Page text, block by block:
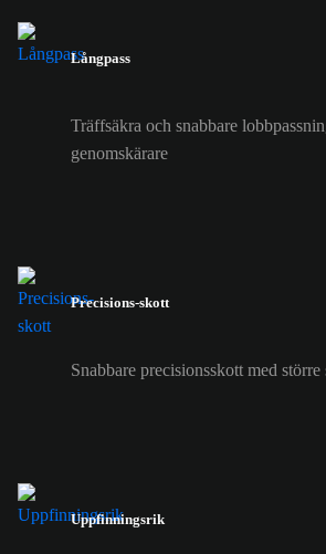
Långpass
Träffsäkra och snabbare
genomskärare
Precisions-skott
Snabbare precisionsskott med
Uppfinningsrik